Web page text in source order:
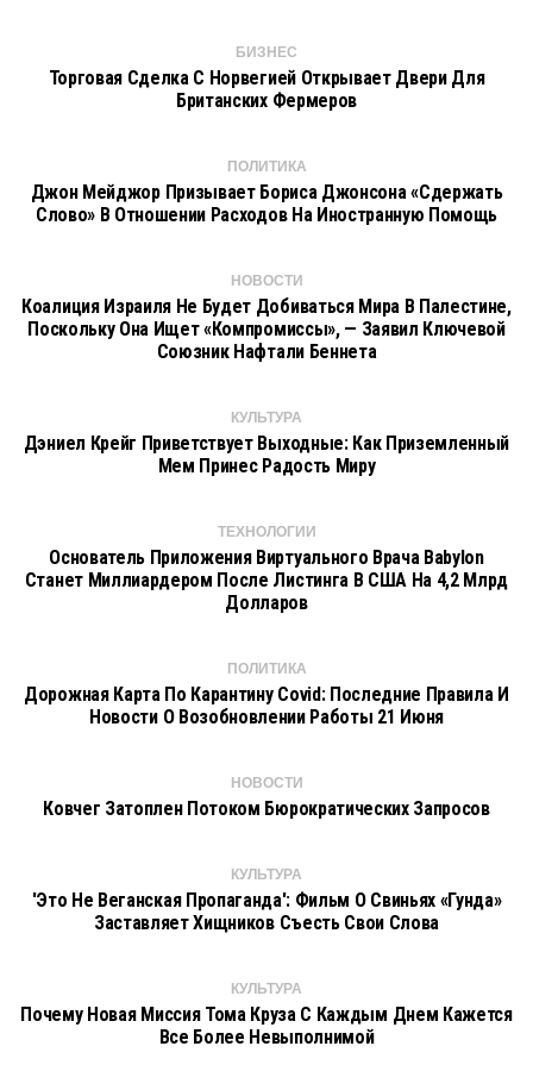
БИЗНЕС
Торговая Сделка С Норвегией Открывает Двери Для
Британских Фермеров
ПОЛИТИКА
Джон Мейджор Призывает Бориса Джонсона «сдержать
Слово» В Отношении Расходов На Иностранную Помощь
НОВОСТИ
Коалиция Израиля Не Будет Добиваться Мира В Палестине,
Поскольку Она Ищет «компромиссы», — Заявил Ключевой
Союзник Нафтали Беннета
КУЛЬТУРА
Дэниел Крейг Приветствует Выходные: Как Приземленный
Мем Принес Радость Миру
ТЕХНОЛОГИИ
Основатель Приложения Виртуального Врача Babylon
Станет Миллиардером После Листинга В США На 4,2 Млрд
Долларов
ПОЛИТИКА
Дорожная Карта По Карантину Covid: Последние Правила И
Новости О Возобновлении Работы 21 Июня
НОВОСТИ
Ковчег Затоплен Потоком Бюрократических Запросов
КУЛЬТУРА
'Это Не Веганская Пропаганда': Фильм О Свиньях «Гунда»
Заставляет Хищников Съесть Свои Слова
КУЛЬТУРА
Почему Новая Миссия Тома Круза С Каждым Днем Кажется
Все Более Невыполнимой